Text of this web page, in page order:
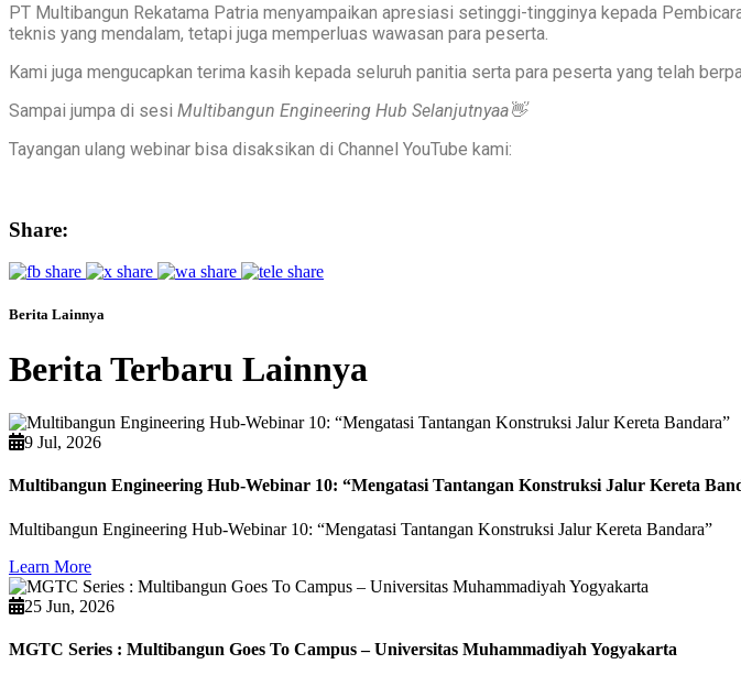
PT Multibangun Rekatama Patria menyampaikan apresiasi setinggi-tingginya kepada
teknis yang mendalam, tetapi juga memperluas wawasan para peserta.
Kami juga mengucapkan terima kasih kepada seluruh panitia serta para peserta yang telah
Sampai jumpa di sesi Multibangun Engineering Hub Selanjutnyaa👋
Tayangan ulang webinar bisa disaksikan di Channel YouTube kami:
Share:
Berita Lainnya
Berita Terbaru Lainnya
9 Jul, 2026
Multibangun Engineering Hub-Webinar 10: “Mengatasi Tantangan Konstruksi Jalur Kereta
Multibangun Engineering Hub-Webinar 10: “Mengatasi Tantangan Konstruksi Jalur Kereta Bandara”
Learn More
25 Jun, 2026
MGTC Series : Multibangun Goes To Campus – Universitas Muhammadiyah Yogyakarta